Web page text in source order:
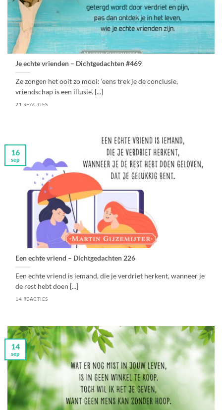
Je echte vrienden – Dichtgedachten #469
Ze zongen het ooit zo mooi: ‘eens trek je de conclusie,
vriendschap is een illusie’. [...]
21 REACTIES
Een echte vriend – Dichtgedachten 226
Een echte vriend is iemand, die je verdriet herkent, wanneer je
de rest hebt doen [...]
14 REACTIES
16
sep
14
sep